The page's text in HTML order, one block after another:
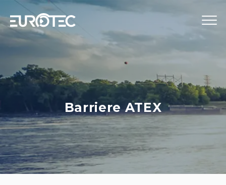
TELECONTROLLO
EUROTEC
BLOG
LAVORA CON NOI
Barriere ATEX